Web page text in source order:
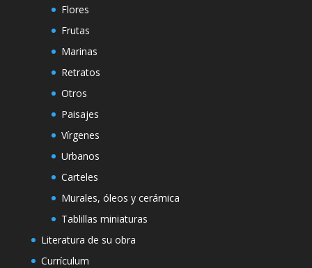
Flores
Frutas
Marinas
Retratos
Otros
Paisajes
Vírgenes
Urbanos
Carteles
Murales, óleos y cerámica
Tablillas miniaturas
Literatura de su obra
Currículum